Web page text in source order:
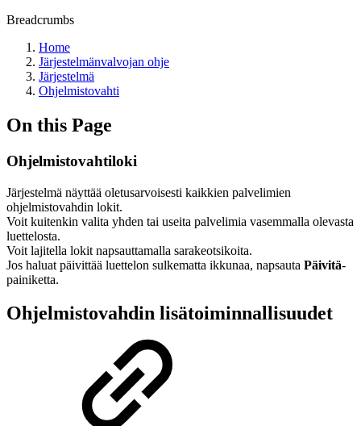
Breadcrumbs
Home
Järjestelmänvalvojan ohje
Järjestelmä
Ohjelmistovahti
On this Page
Ohjelmistovahtiloki
Järjestelmä näyttää oletusarvoisesti kaikkien palvelimien
ohjelmistovahdin lokit.
Voit kuitenkin valita yhden tai useita palvelimia vasemmalla olevasta
luettelosta.
Voit lajitella lokit napsauttamalla sarakeotsikoita.
Jos haluat päivittää luettelon sulkematta ikkunaa, napsauta Päivitä-
painiketta.
Ohjelmistovahdin lisätoiminnallisuudet